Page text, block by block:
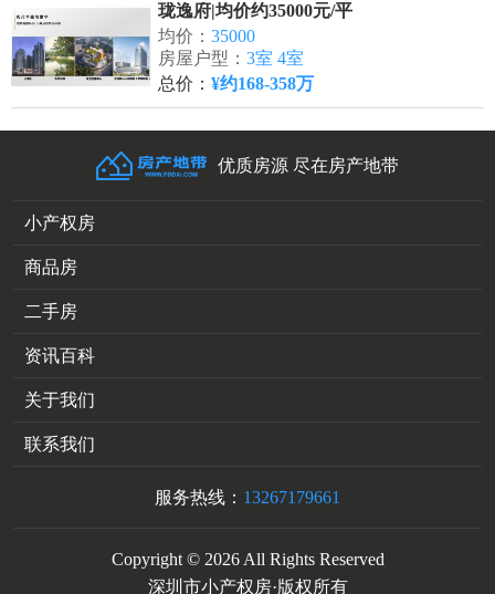
珑逸府|均价约35000元/平
均价：35000
房屋户型：3室 4室
总价：¥约168-358万
优质房源 尽在房产地带
小产权房
商品房
二手房
资讯百科
关于我们
联系我们
服务热线： 13267179661
Copyright © 2026 All Rights Reserved
深圳市小产权房·版权所有